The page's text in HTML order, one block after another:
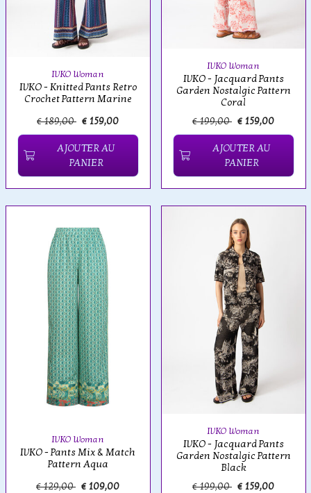
IVKO Woman
IVKO - Knitted Pants Retro
Crochet Pattern Marine
€ 189,00 € 159,00
AJOUTER AU
PANIER
IVKO Woman
IVKO - Jacquard Pants
Garden Nostalgic Pattern
Coral
€ 199,00 € 159,00
AJOUTER AU
PANIER
IVKO Woman
IVKO - Pants Mix & Match
Pattern Aqua
€ 129,00 € 109,00
IVKO Woman
IVKO - Jacquard Pants
Garden Nostalgic Pattern
Black
€ 199,00 € 159,00